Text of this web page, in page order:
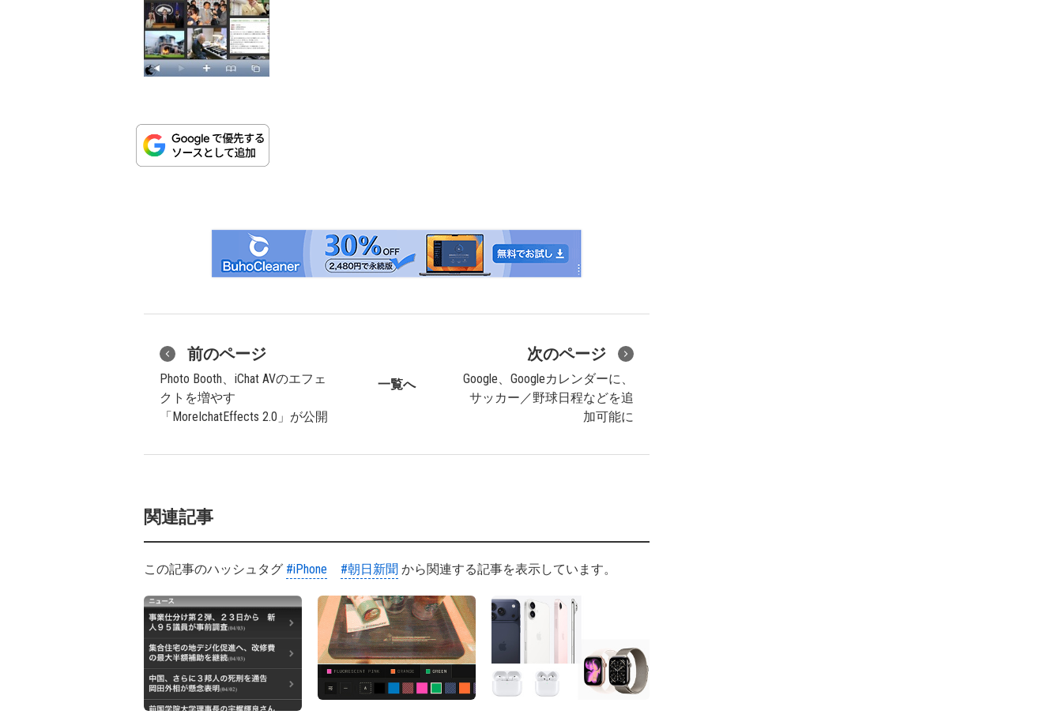
前のページ
Photo Booth、iChat AVのエフェ
クトを増やす
「MoreIchatEffects 2.0」が公開
一覧へ
次のページ
Google、Googleカレンダーに、
サッカー／野球日程などを追
加可能に
関連記事
この記事のハッシュタグ #iPhone #朝日新聞 から関連する記事を表示しています。